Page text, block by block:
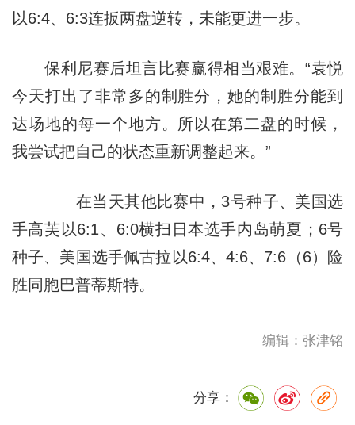
以6:4、6:3连扳两盘逆转，未能更进一步。
保利尼赛后坦言比赛赢得相当艰难。“袁悦
今天打出了非常多的制胜分，她的制胜分能到
达场地的每一个地方。所以在第二盘的时候，
我尝试把自己的状态重新调整起来。”
在当天其他比赛中，3号种子、美国选
手高芙以6:1、6:0横扫日本选手内岛萌夏；6号
种子、美国选手佩古拉以6:4、4:6、7:6（6）险
胜同胞巴普蒂斯特。
编辑：张津铭
分享：